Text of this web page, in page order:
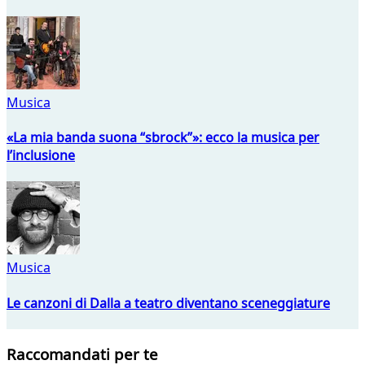
Musica
«La mia banda suona “sbrock”»: ecco la musica per
l’inclusione
Musica
Le canzoni di Dalla a teatro diventano sceneggiature
Raccomandati per te